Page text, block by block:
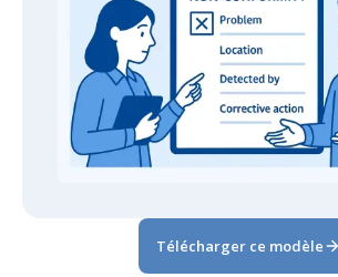
Télécharger ce modèle